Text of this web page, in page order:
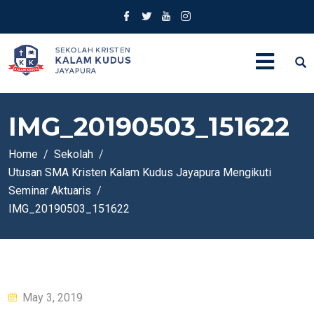
IMG_20190503_151622
Home
Sekolah
Utusan SMA Kristen Kalam Kudus Jayapura Mengikuti
Seminar Aktuaris
IMG_20190503_151622
Posted
May 3, 2019